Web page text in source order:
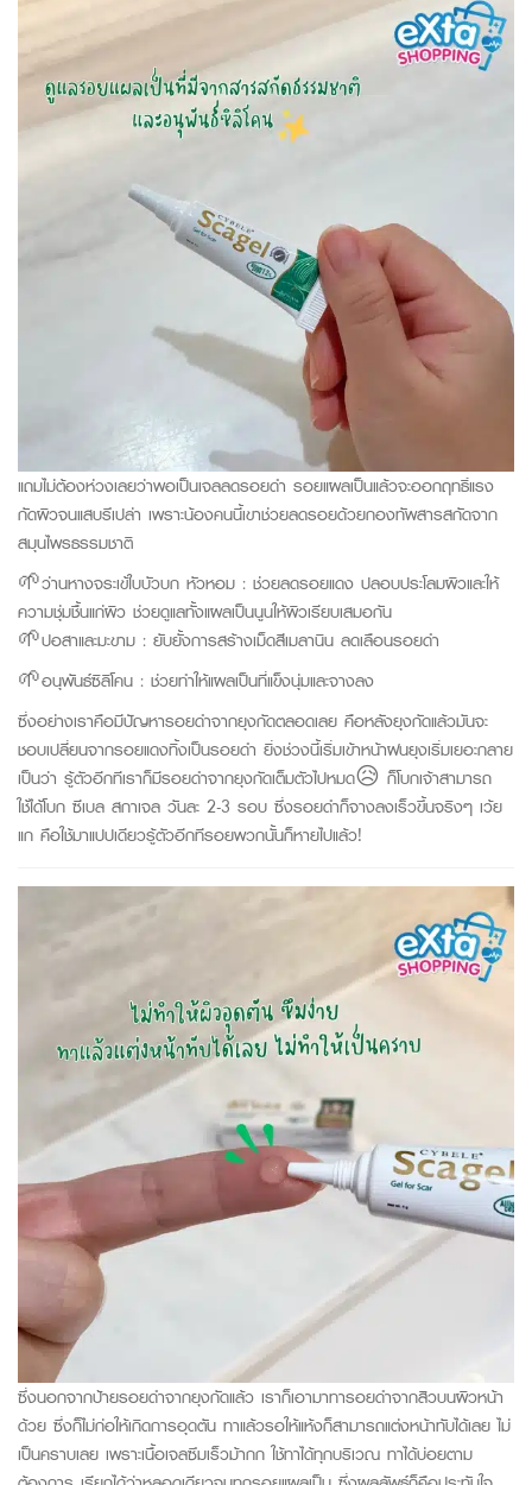
แถมไม่ต้องห่วงเลยว่าพอเป็นเจลลดรอยดำ รอยแผลเป็นแล้วจะออกฤทธิ์แรง
กัดผิวจนแสบรึเปล่า เพราะน้องคนนี้เขาช่วยลดรอยด้วยกองทัพสารสกัดจาก
สมุนไพรธรรมชาติ
🌱ว่านหางจระเข้ใบบัวบก หัวหอม : ช่วยลดรอยแดง ปลอบประโลมผิวและให้
ความชุ่มชื้นแก่ผิว ช่วยดูแลทั้งแผลเป็นนูนให้ผิวเรียบเสมอกัน
🌱ปอสาและมะขาม : ยับยั้งการสร้างเม็ดสีเมลานิน ลดเลือนรอยดำ
🌱อนุพันธ์ซิลิโคน : ช่วยทำให้แผลเป็นที่แข็งนุ่มและจางลง
ซึ่งอย่างเราคือมีปัญหารอยดำจากยุงกัดตลอดเลย คือหลังยุงกัดแล้วมันจะ
ชอบเปลี่ยนจากรอยแดงทิ้งเป็นรอยดำ ยิ่งช่วงนี้เริ่มเข้าหน้าฝนยุงเริ่มเยอะกลาย
เป็นว่า รู้ตัวอีกทีเราก็มีรอยดำจากยุงกัดเต็มตัวไปหมด😥 ก็โบกเจ้าสามารถ
ใช้ได้โบก ซีเบล สกาเจล วันละ 2-3 รอบ ซึ่งรอยดำก็จางลงเร็วขึ้นจริงๆ เว้ย
แก คือใช้มาแปปเดียวรู้ตัวอีกทีรอยพวกนั้นก็หายไปแล้ว!
ซึ่งนอกจากป้ายรอยดำจากยุงกัดแล้ว เราก็เอามาทารอยดำจากสิวบนผิวหน้า
ด้วย ซึ่งก็ไม่ก่อให้เกิดการอุดตัน ทาแล้วรอให้แห้งก็สามารถแต่งหน้าทับได้เลย ไม่
เป็นคราบเลย เพราะเนื้อเจลซึมเร็วม้ากก ใช้ทาได้ทุกบริเวณ ทาได้บ่อยตาม